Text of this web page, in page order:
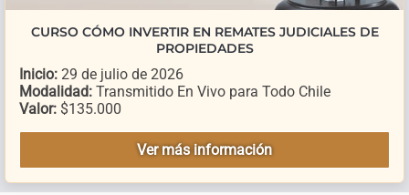
CURSO CÓMO INVERTIR EN REMATES JUDICIALES DE
PROPIEDADES
Inicio: 29 de julio de 2026
Modalidad: Transmitido En Vivo para Todo Chile
Valor: $135.000
Ver más información